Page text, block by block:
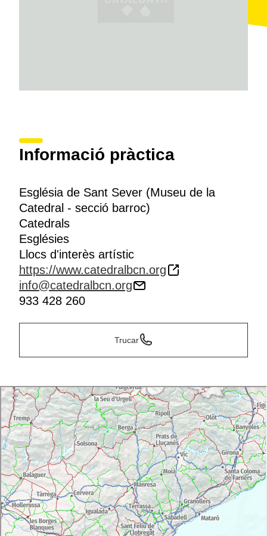
Informació pràctica
Església de Sant Sever (Museu de la
Catedral - secció barroc)
Catedrals
Esglésies
Llocs d'interès artístic
https://www.catedralbcn.org
info@catedralbcn.org
933 428 260
Trucar